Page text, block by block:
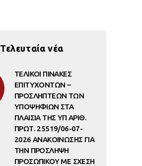
Τελευταία νέα
ΤΕΛΙΚΟΙ ΠΙΝΑΚΕΣ
ΕΠΙΤΥΧΟΝΤΩΝ –
ΠΡΟΣΛΗΠΤΕΩΝ ΤΩΝ
ΥΠΟΨΗΦΙΩΝ ΣΤΑ
ΠΛΑΙΣΙΑ ΤΗΣ ΥΠ ΑΡΙΘ.
ΠΡΩΤ. 25519/06-07-
2026 ΑΝΑΚΟΙΝΩΣΗΣ ΓΙΑ
ΤΗΝ ΠΡΟΣΛΗΨΗ
ΠΡΟΣΩΠΙΚΟΥ ΜΕ ΣΧΕΣΗ